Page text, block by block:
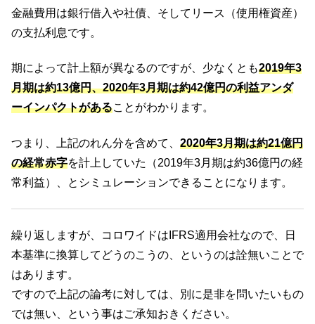
金融費用は銀行借入や社債、そしてリース（使用権資産）
の支払利息です。
期によって計上額が異なるのですが、少なくとも2019年3
月期は約13億円、2020年3月期は約42億円の利益アンダ
ーインパクトがあることがわかります。
つまり、上記のれん分を含めて、 2020年3月期は約21億円
の経常赤字を計上していた（2019年3月期は約36億円の経
常利益）、とシミュレーションできることになります。
繰り返しますが、コロワイドはIFRS適用会社なので、日
本基準に換算してどうのこうの、というのは詮無いことで
はあります。
ですので上記の論考に対しては、別に是非を問いたいもの
では無い、という事はご承知おきください。